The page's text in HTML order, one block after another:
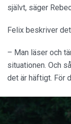
självt, säger
Felix beskriver
– Man läser och
situationen. Och
det är häftigt. För